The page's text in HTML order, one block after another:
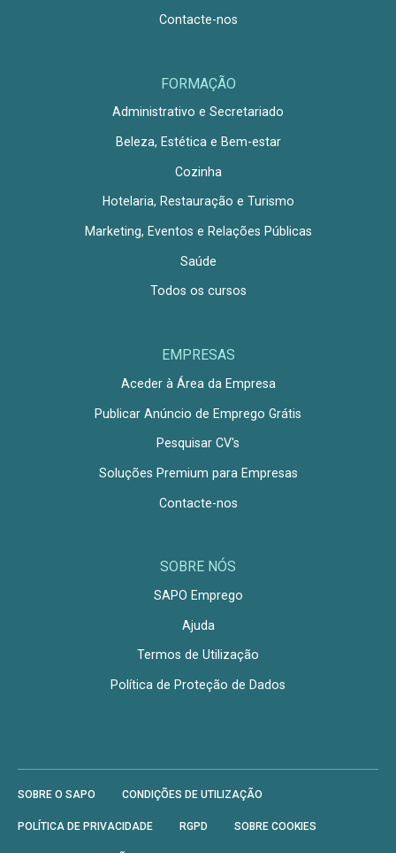
Contacte-nos
FORMAÇÃO
Administrativo e Secretariado
Beleza, Estética e Bem-estar
Cozinha
Hotelaria, Restauração e Turismo
Marketing, Eventos e Relações Públicas
Saúde
Todos os cursos
EMPRESAS
Aceder à Área da Empresa
Publicar Anúncio de Emprego Grátis
Pesquisar CV's
Soluções Premium para Empresas
Contacte-nos
SOBRE NÓS
SAPO Emprego
Ajuda
Termos de Utilização
Política de Proteção de Dados
SOBRE O SAPO CONDIÇÕES DE UTILIZAÇÃO
POLÍTICA DE PRIVACIDADE RGPD SOBRE COOKIES